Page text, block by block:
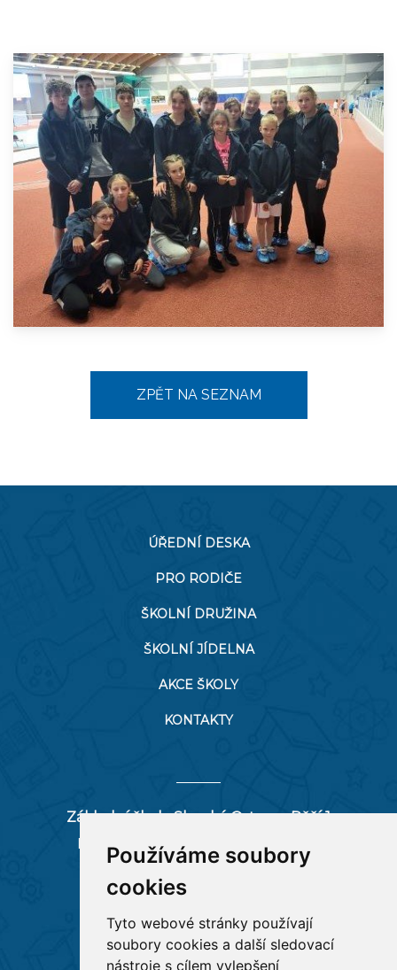
Používáme soubory
cookies
Tyto webové stránky používají
soubory cookies a další sledovací
nástroje s cílem vylepšení
ZPĚT NA SEZNAM
ÚŘEDNÍ DESKA
PRO RODIČE
ŠKOLNÍ DRUŽINA
ŠKOLNÍ JÍDELNA
AKCE ŠKOLY
KONTAKTY
Základní škola Slezská Ostrava, Pěší 1
Pěší 66/1, 712 00 Ostrava-Muglinov
tel:596 244 880
RYCHLÉ ODKAZY